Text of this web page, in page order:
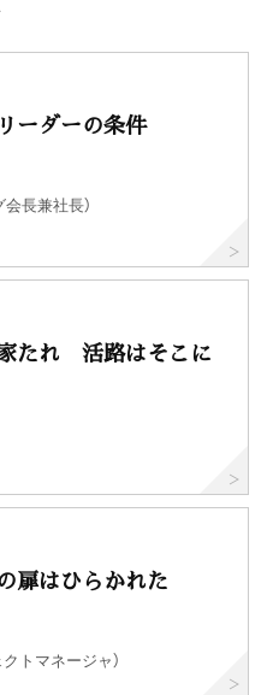
ーダーの条件
長兼社長）
たれ 活路はそこに
扉はひらかれた
トマネージャ）